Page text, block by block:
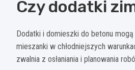
Czy dodatki
Dodatki i domieszki do betonu
mieszanki w chłodniejszych
zwalnia z osłaniania i planowania